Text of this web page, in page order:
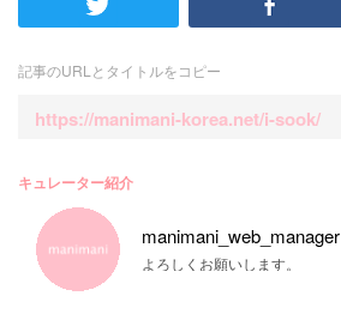
記事のURLとタイトルをコピー
https://manimani-korea.net/i-sook/
キュレーター紹介
manimani_web_manager
よろしくお願いします。